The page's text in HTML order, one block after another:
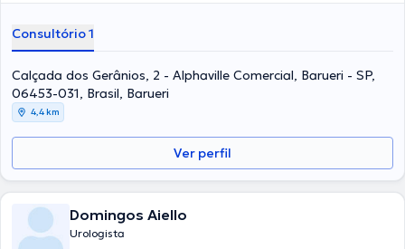
Consultório 1
Calçada dos Gerânios, 2 - Alphaville Comercial, Barueri - SP,
06453-031, Brasil, Barueri
4,4 km
Ver perfil
Domingos Aiello
Urologista